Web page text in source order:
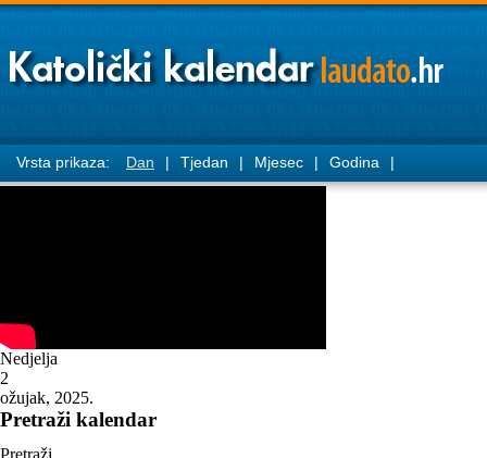
Vrsta prikaza: Dan | Tjedan | Mjesec | Godina |
Nedjelja
2
ožujak, 2025.
Pretraži kalendar
Pretraži